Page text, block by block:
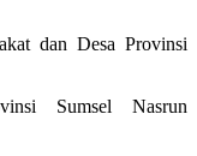
dan Desa Provinsi
Sumsel Nasrun